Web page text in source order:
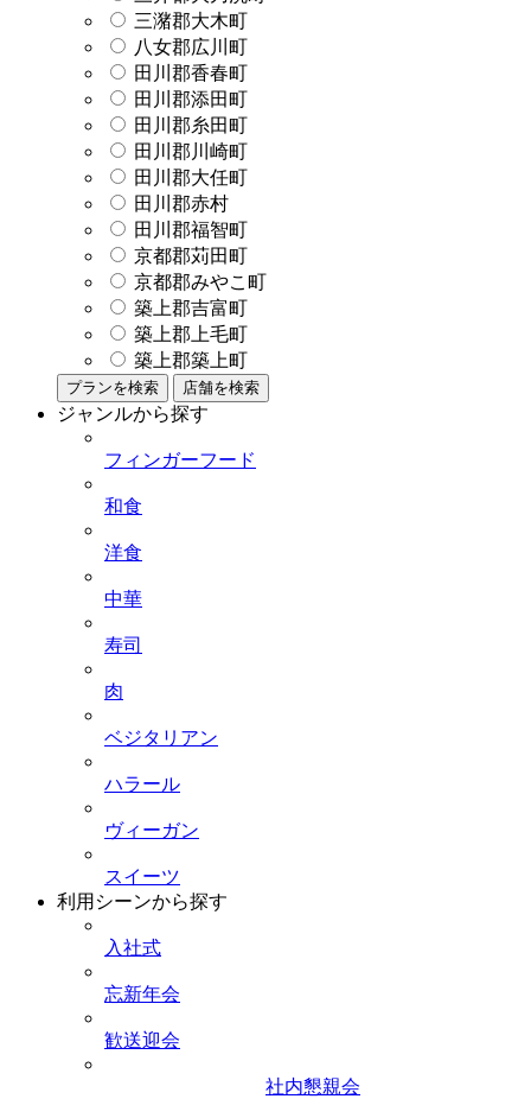
三潴郡大木町
八女郡広川町
田川郡香春町
田川郡添田町
田川郡糸田町
田川郡川崎町
田川郡大任町
田川郡赤村
田川郡福智町
京都郡苅田町
京都郡みやこ町
築上郡吉富町
築上郡上毛町
築上郡築上町
プランを検索 店舗を検索
ジャンルから探す
フィンガーフード
和食
洋食
中華
寿司
肉
ベジタリアン
ハラール
ヴィーガン
スイーツ
利用シーンから探す
入社式
忘新年会
歓送迎会
社内懇親会